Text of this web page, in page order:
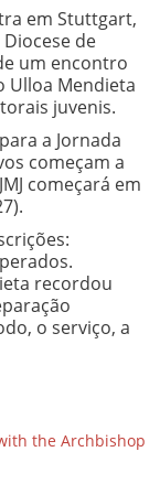
em Stuttgart,
de
um encontro
Ulloa Mendieta
juvenis.
a Jornada
começam a
começará em
recordou
o serviço, a